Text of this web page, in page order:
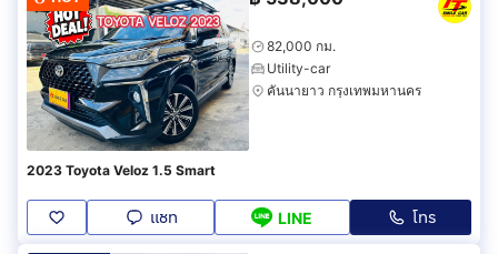
82,000 กม.
Utility-car
คันนายาว กรุงเทพมหานคร
2023 Toyota Veloz 1.5 Smart
แชท LINE โทร